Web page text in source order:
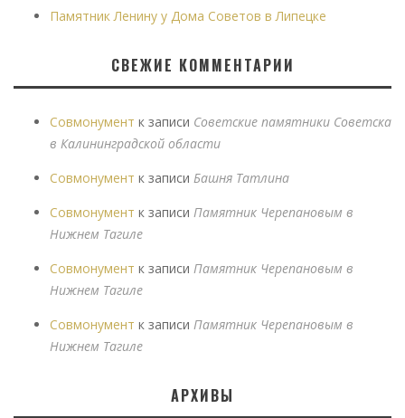
Памятник Ленину у Дома Советов в Липецке
СВЕЖИЕ КОММЕНТАРИИ
Совмонумент к записи Советские памятники Советска
в Калининградской области
Совмонумент к записи Башня Татлина
Совмонумент к записи Памятник Черепановым в
Нижнем Тагиле
Совмонумент к записи Памятник Черепановым в
Нижнем Тагиле
Совмонумент к записи Памятник Черепановым в
Нижнем Тагиле
АРХИВЫ